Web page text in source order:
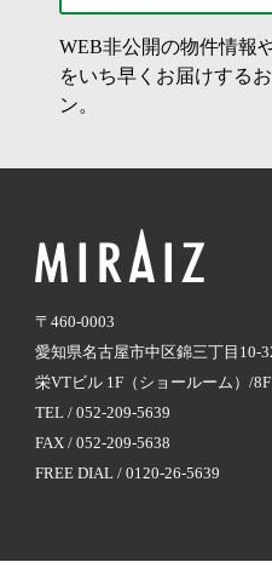
WEB非公開の物件情報
をいち早くお届けする
ン。
〒460-0003
愛知県名古屋市中区錦三丁目10-
栄VTビル 1F（ショールーム）/8F
TEL / 052-209-5639
FAX / 052-209-5638
FREE DIAL / 0120-26-5639